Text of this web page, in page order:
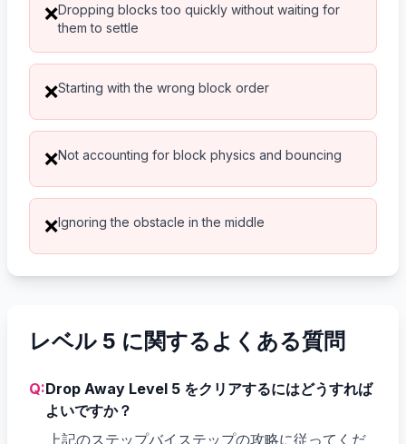
❌Dropping blocks too quickly without waiting for
them to settle
❌Starting with the wrong block order
❌Not accounting for block physics and bouncing
❌Ignoring the obstacle in the middle
レベル 5 に関するよくある質問
Q:Drop Away Level 5 をクリアするにはどうすれば
よいですか？
上記のステップバイステップの攻略に従ってくだ